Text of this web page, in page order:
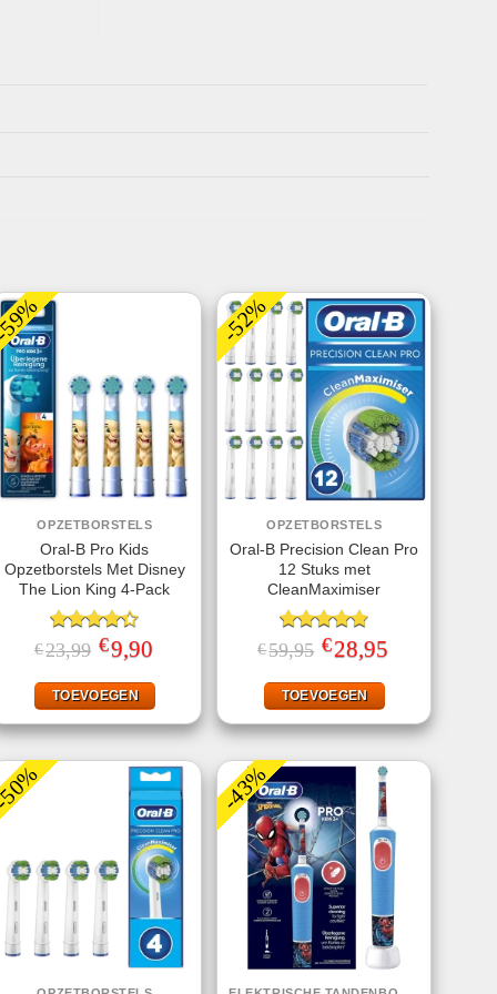
OPZETBORSTELS
Oral-B Pro Kids
Opzetborstels Met Disney
The Lion King 4-Pack
Gewaardeerd
4.33 uit 5
€23,99 Oorspronkelijke
prijs
€23,99.
€9,90Huidige
€9,90.
TOEVOEGEN
-52%
OPZETBORSTELS
Oral-B Precision Clean Pro
12 Stuks met
CleanMaximiser
Gewaardeerd
4.75uit 5
€59,95 Oorspronkelijke
prijs
€59,95.
€28,95prijs
TOEVOEGEN
-43%